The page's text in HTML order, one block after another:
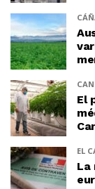
El
EL
La